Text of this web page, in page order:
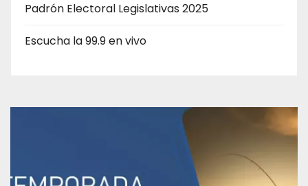
Padrón Electoral Legislativas 2025
Escucha la 99.9 en vivo